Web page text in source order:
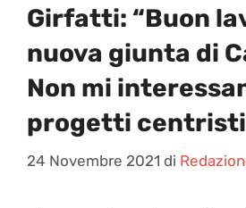
Girfatti: “Buon
nuova giunta di
Non mi
progetti
24 Novembre 2021 di